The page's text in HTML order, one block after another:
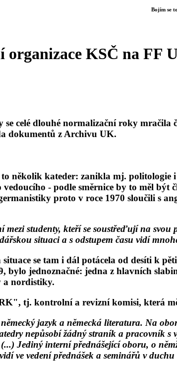
Bojím se
KSČ na FF
celé dlouhé normalizační roky mračila
dokumentů z Archivu UK.
několik kateder: zanikla mj.
- podle směrnice by to měl být
proto v roce 1970 sloučili s
studenty, kteří se soustřeďují na
situaci a s odstupem času vidí
se tam i dál potácela od desíti k
bylo jednoznačné: jedna z hlavních
a nordistiky.
tj. kontrolní a revizní komisi, která
jazyk a německá literatura. Na
nepůsobí žádný straník a pracovník s
Jediný interní přednášející oboru, o
ve vedení přednášek a seminářů v